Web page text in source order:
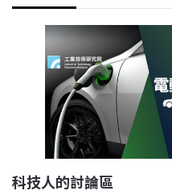
科技人的討論區